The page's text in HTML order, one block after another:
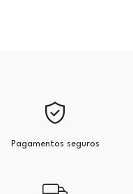
Pagamentos seguros